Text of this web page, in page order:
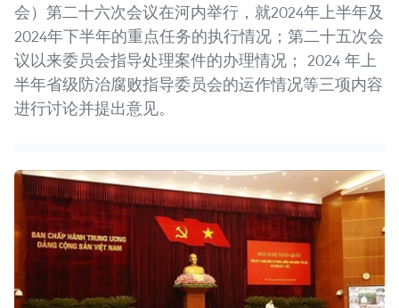
会）第二十六次会议在河内举行，就2024年上半年及
2024年下半年的重点任务的执行情况；第二十五次会
议以来委员会指导处理案件的办理情况； 2024 年上
半年省级防治腐败指导委员会的运作情况等三项内容
进行讨论并提出意见。